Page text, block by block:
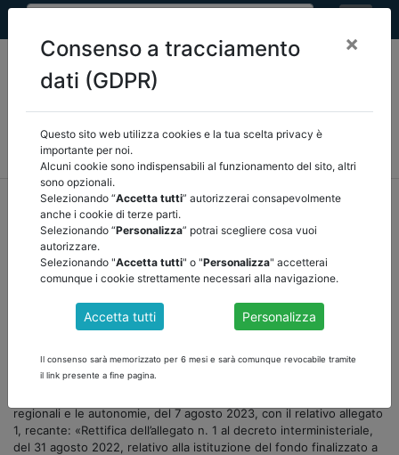
MEF FINANZA LOCALE/OSSERVATORIO
NORMATIVA
CORTE DEI CONTI E GIURISPRUDENZA
home documenti pubblici
finanza locale/osservatorio
/torna indietro
DOCUMENTI PUBBLICI
COMUNICATO STAMPA N.2 DELL'8 AGOSTO
Il decreto del Ministro dell’interno, di concerto con il Ministro
regionali e le autonomie, del 7 agosto 2023, con il relativo allegato
1, recante: «Rettifica dell’allegato n. 1 al decreto interministeriale,
del 31 agosto 2022, relativo alla istituzione del fondo finalizzato a
Consenso a tracciamento
dati (GDPR)
×
Questo sito web utilizza cookies e la tua scelta privacy è
importante per noi.
Alcuni cookie sono indispensabili al funzionamento del sito, altri
sono opzionali.
Selezionando “Accetta tutti” autorizzerai consapevolmente
anche i cookie di terze parti.
Selezionando “Personalizza” potrai scegliere cosa vuoi
autorizzare.
Selezionando "Accetta tutti" o "Personalizza" accetterai
comunque i cookie strettamente necessari alla navigazione.
Accetta tutti Personalizza
Il consenso sarà memorizzato per 6 mesi e sarà comunque revocabile tramite
il link presente a fine pagina.